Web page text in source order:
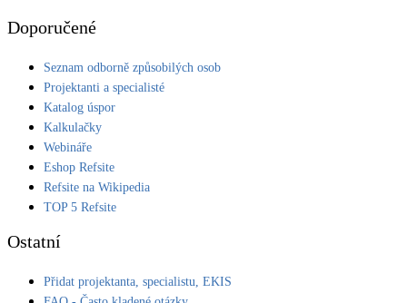
Doporučené
Seznam odborně způsobilých osob
Projektanti a specialisté
Katalog úspor
Kalkulačky
Webináře
Eshop Refsite
Refsite na Wikipedia
TOP 5 Refsite
Ostatní
Přidat projektanta, specialistu, EKIS